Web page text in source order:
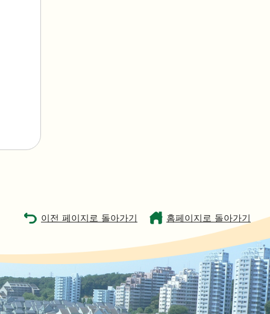
이전 페이지로 돌아가기 홈페이지로 돌아가기